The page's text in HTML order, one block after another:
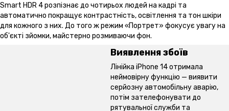
Smart HDR 4 розпізнає до чотирьох людей на кадрі та
автоматично покращує контрастність, освітлення та тон шкіри
для кожного з них. До того ж режим «Портрет» фокусує увагу на
об'єкті зйомки, майстерно розмиваючи фон.
Виявлення збоїв
Лінійка iPhone 14 отримала
неймовірну функцію — виявити
серйозну автомобільну аварію,
потім зателефонувати до
рятувальної служби та